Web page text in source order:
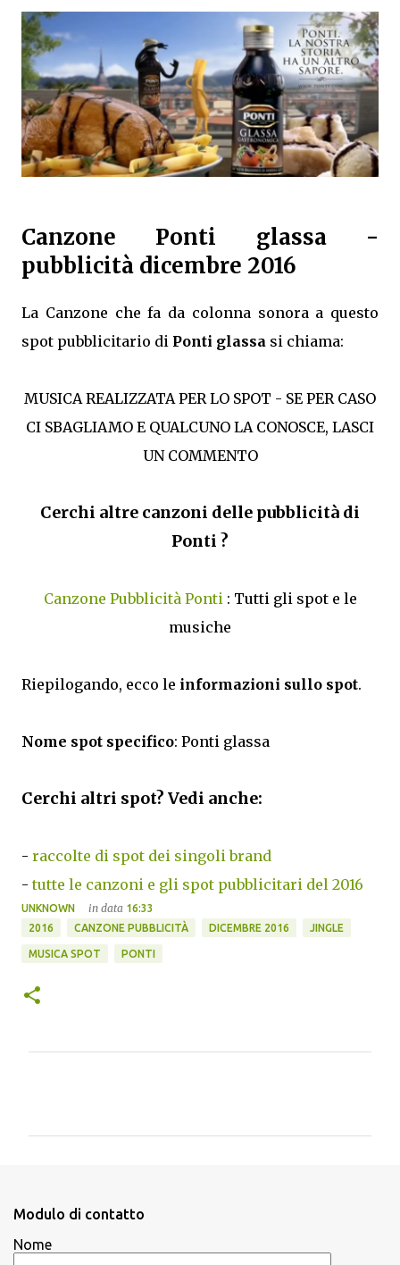
Canzone Ponti glassa -
pubblicità dicembre 2016
La Canzone che fa da colonna sonora a questo
spot pubblicitario di Ponti glassa si chiama:
MUSICA REALIZZATA PER LO SPOT - SE PER CASO
CI SBAGLIAMO E QUALCUNO LA CONOSCE, LASCI
UN COMMENTO
Cerchi altre canzoni delle pubblicità di
Ponti ?
Canzone Pubblicità Ponti : Tutti gli spot e le
musiche
Riepilogando, ecco le informazioni sullo spot.
Nome spot specifico: Ponti glassa
Cerchi altri spot? Vedi anche:
- raccolte di spot dei singoli brand
-tutte le canzoni e gli spot pubblicitari del 2016
UNKNOWN in data 16:33
2016
CANZONE PUBBLICITÀ DICEMBRE 2016 JINGLE
MUSICA SPOT PONTI
i
Modulo di contatto
Nome